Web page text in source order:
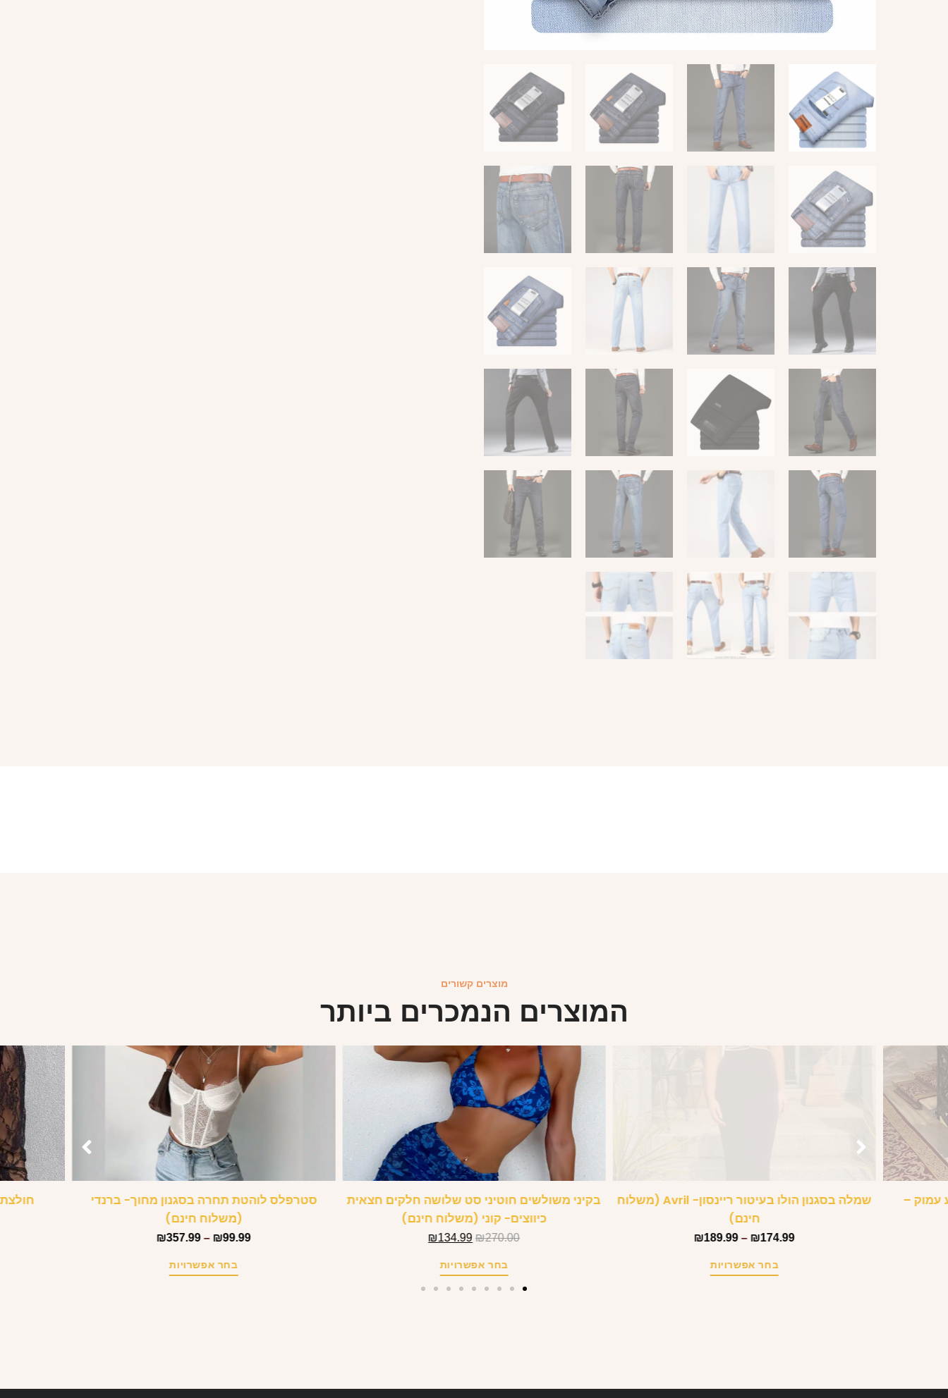
מוצרים קשורים
המוצרים הנמכרים ביותר
עמוק –
שמלה בסגנון הולו בעיטור ריינסון- Avril (משלוח
חינם)
₪174.99
–
₪189.99
בחר אפשרויות
בקיני משולשים חוטיני סט שלושה חלקים חצאית
כיווצים- קוני (משלוח חינם)
₪270.00
₪134.99
בחר אפשרויות
סטרפלס לוהטת תחרה בסגנון מחוך- ברנדי
(משלוח חינם)
₪99.99
–
₪357.99
בחר אפשרויות